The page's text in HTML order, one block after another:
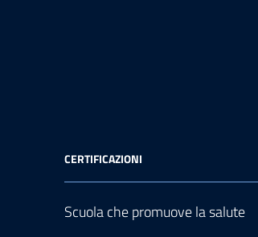
CERTIFICAZIONI
Scuola che promuove la salute